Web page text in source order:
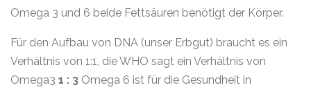
Omega 3 und 6 beide Fettsäuren benötigt der Körper.
Für den Aufbau von DNA (unser Erbgut) braucht es ein
Verhältnis von 1:1, die WHO sagt ein Verhältnis von
Omega3 1 : 3 Omega 6 ist für die Gesundheit in